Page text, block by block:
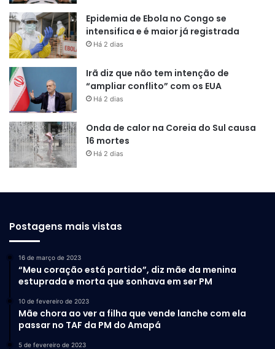
Epidemia de Ebola no Congo se
intensifica e é maior já registrada
Há 2 dias
Irã diz que não tem intenção de
“ampliar conflito” com os EUA
Há 2 dias
Onda de calor na Coreia do Sul causa
16 mortes
Há 2 dias
Postagens mais vistas
16 de março de 2023
“Meu coração está partido”, diz mãe da menina
estuprada e morta que sonhava em ser PM
10 de fevereiro de 2023
Mãe chora ao ver a filha que vende lanche com ela
passar no TAF da PM do Amapá
5 de fevereiro de 2023